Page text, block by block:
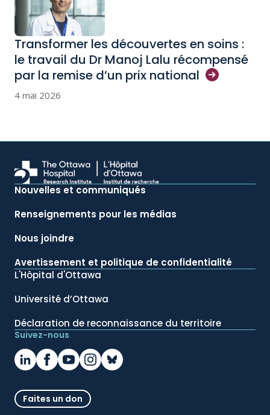
Transformer les découvertes en soins :
le travail du Dr Manoj Lalu récompensé
par la remise d’un prix national
4 mai 2026
Nouvelles et communiqués
Renseignements pour les médias
Nous joindre
Avertissement et politique de confidentialité
L'Hôpital d'Ottawa
Université d’Ottawa
Déclaration de reconnaissance du territoire
Suivez-nous
Faites un don